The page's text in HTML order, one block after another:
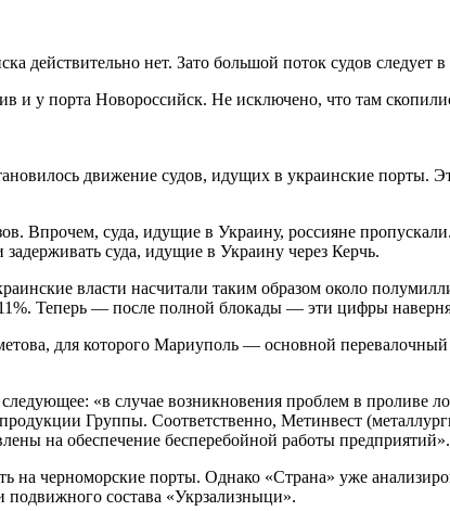
действительно нет. Зато большой поток судов следует в
и у порта Новороссийск. Не исключено, что там
движение судов, идущих в украинские порты.
Впрочем, суда, идущие в Украину, россияне
суда, идущие в Украину через Керчь.
власти насчитали таким образом около
Теперь — после полной блокады — эти цифры
для которого Мариуполь — основной
«в случае возникновения проблем в проливе
Группы. Соответственно, Метинвест
на обеспечение бесперебойной работы предприятий».
на черноморские порты. Однако «Страна» уже
подвижного состава «Укрзализныци».